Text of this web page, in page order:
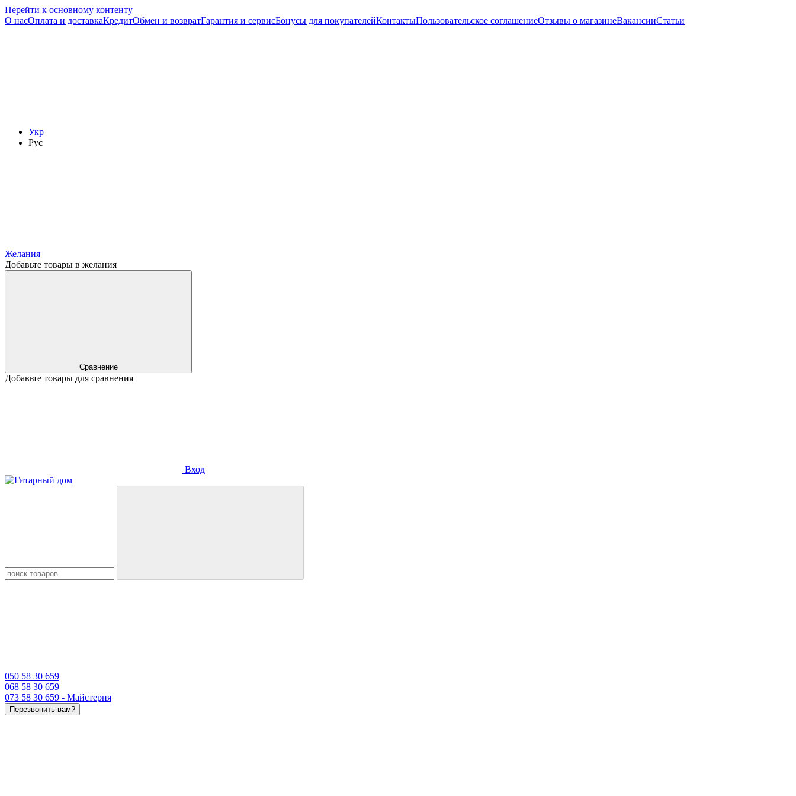
Перейти к основному контенту
О насОплата и доставкаКредитОбмен и возвратГарантия и сервисБонусы для покупателейКонтактыПользовательское соглашениеОтзывы о магазинеВакансииСтатьи
Укр
Рус
Желания
Добавьте товары в желания
Сравнение
Добавьте товары для сравнения
Вход
050 58 30 659
068 58 30 659
073 58 30 659 - Майстерня
Перезвонить вам?